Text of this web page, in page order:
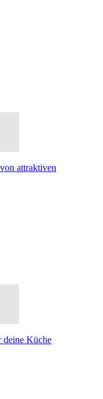
attraktiven
deine Küche